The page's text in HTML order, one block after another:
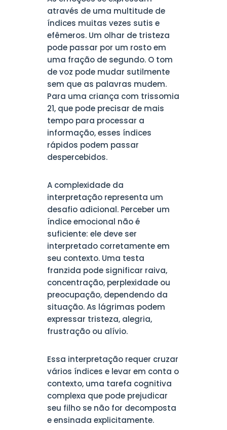
através de uma multitude de
índices muitas vezes sutis e
efêmeros. Um olhar de tristeza
pode passar por um rosto em
uma fração de segundo. O tom
de voz pode mudar sutilmente
sem que as palavras mudem.
Para uma criança com trissomia
21, que pode precisar de mais
tempo para processar a
informação, esses índices
rápidos podem passar
despercebidos.
A complexidade da
interpretação representa um
desafio adicional. Perceber um
índice emocional não é
suficiente: ele deve ser
interpretado corretamente em
seu contexto. Uma testa
franzida pode significar raiva,
concentração, perplexidade ou
preocupação, dependendo da
situação. As lágrimas podem
expressar tristeza, alegria,
frustração ou alívio.
Essa interpretação requer cruzar
vários índices e levar em conta o
contexto, uma tarefa cognitiva
complexa que pode prejudicar
seu filho se não for decomposta
e ensinada explicitamente.